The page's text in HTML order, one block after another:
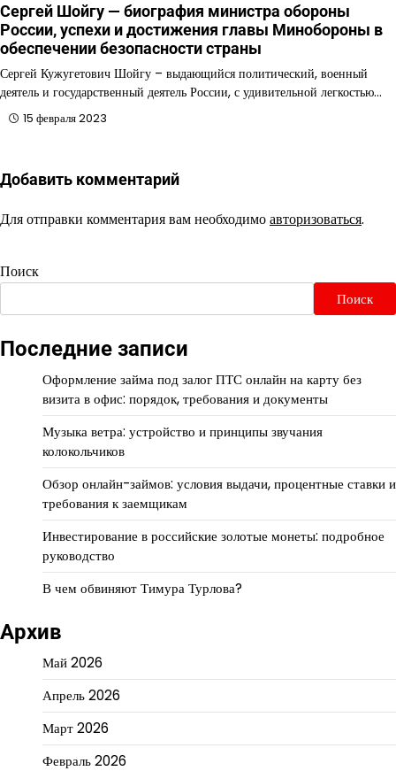
Сергей Шойгу — биография министра обороны
России, успехи и достижения главы Минобороны в
обеспечении безопасности страны
Сергей Кужугетович Шойгу – выдающийся политический, военный
деятель и государственный деятель России, с удивительной легкостью…
15 февраля 2023
Добавить комментарий
Для отправки комментария вам необходимоавторизоваться.
Поиск
Поиск
Последние записи
Оформление займа под залог ПТС онлайн на карту без
визита в офис: порядок, требования и документы
Музыка ветра: устройство и принципы звучания
колокольчиков
Обзор онлайн-займов: условия выдачи, процентные ставки и
требования к заемщикам
Инвестирование в российские золотые монеты: подробное
руководство
В чем обвиняют Тимура Турлова?
Архив
Май 2026
Апрель 2026
Март 2026
Февраль 2026